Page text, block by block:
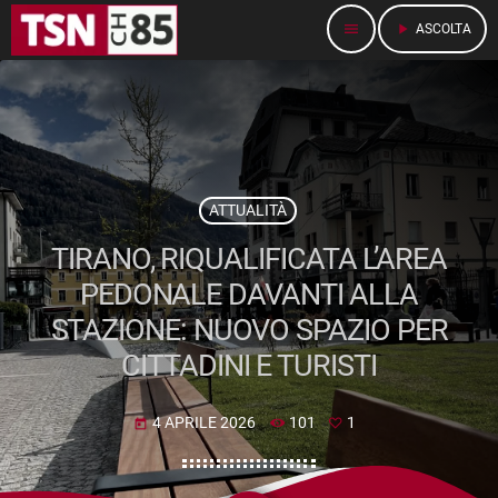
menu play_arrow ASCOLTA
ATTUALITÀ
TIRANO, RIQUALIFICATA L’AREA
PEDONALE DAVANTI ALLA
STAZIONE: NUOVO SPAZIO PER
CITTADINI E TURISTI
today 4 APRILE 2026 101 1